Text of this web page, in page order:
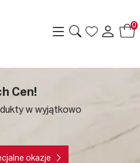
0
Cen!
w wyjątkowo
okazje